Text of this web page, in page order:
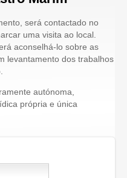
será contactado no
uma visita ao local.
aconselhá-lo sobre as
levantamento dos trabalhos
autónoma,
própria e única